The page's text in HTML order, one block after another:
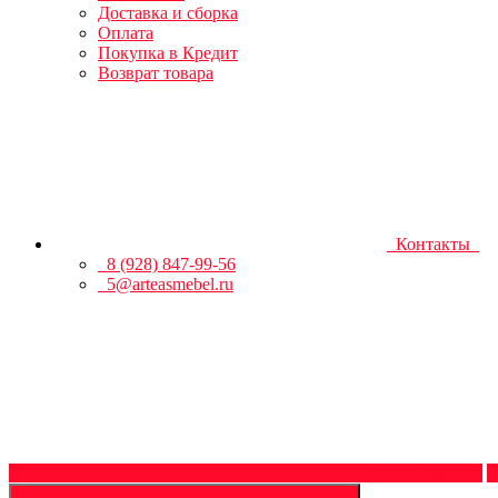
Доставка и сборка
Оплата
Покупка в Кредит
Возврат товара
Контакты
8 (928) 847-99-56
5@arteasmebel.ru